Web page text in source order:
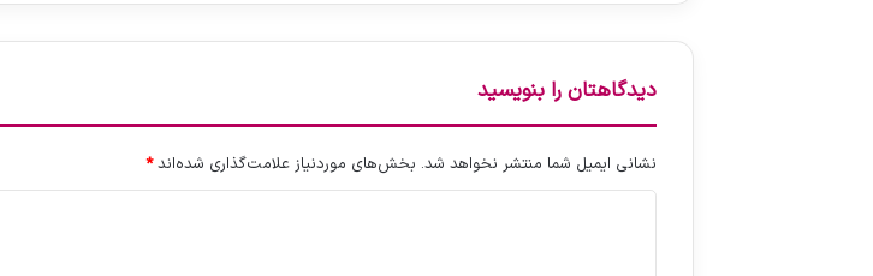
دیدگاهتان را بنویسید
نشانی ایمیل شما منتشر نخواهد شد. بخش‌های موردنیاز علامت‌گذاری شده‌اند*